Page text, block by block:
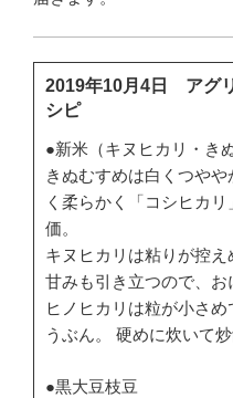
2019年10月4日 アグ
シピ
●新米（キヌヒカリ・き
きぬむすめは白くつや
く柔らかく「コシヒカ
価。
キヌヒカリは粘りが控え
甘みも引き立つので、お
ヒノヒカリは粒が小さ
うぶん。 硬めに炊いて
●黒大豆枝豆